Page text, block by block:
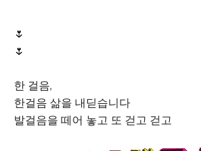
🌷
🌷
한 걸음,
한걸음 삶을 내딛습니다
발걸음을 떼어 놓고 또 걷고 걷고